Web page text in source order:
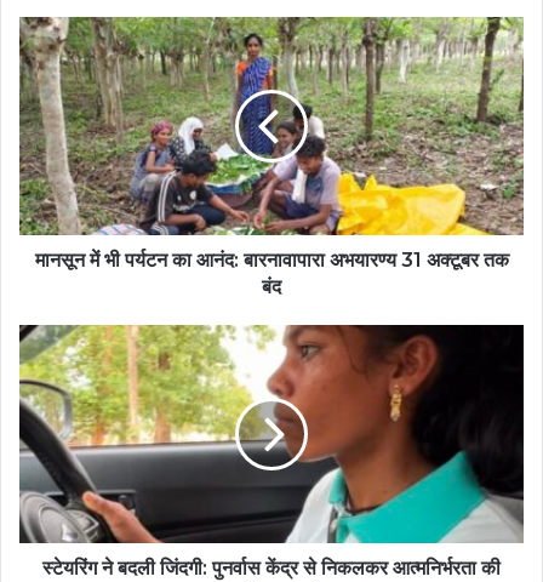
मानसून में भी पर्यटन का आनंद: बारनावापारा अभयारण्य 31 अक्टूबर तक
बंद
स्टेयरिंग ने बदली जिंदगी: पुनर्वास केंद्र से निकलकर आत्मनिर्भरता की